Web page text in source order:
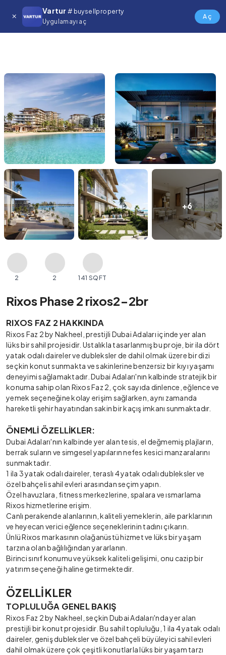
Vartur # buysellproperty
Uygulamayı aç
Aç
+6
2 2 141 SQFT
Rixos Phase 2 rixos2-2br
RIXOS FAZ 2 HAKKINDA
Rixos Faz 2 by Nakheel, prestijli Dubai Adaları içinde yer alan
lüks bir sahil projesidir. Ustalıkla tasarlanmış bu proje, bir ila dört
yatak odalı daireler ve dubleksler de dahil olmak üzere bir dizi
seçkin konut sunmakta ve sakinlerine benzersiz bir kıyı yaşamı
deneyimi sağlamaktadır. Dubai Adaları'nın kalbinde stratejik bir
konuma sahip olan Rixos Faz 2, çok sayıda dinlence, eğlence ve
yemek seçeneğine kolay erişim sağlarken, aynı zamanda
hareketli şehir hayatından sakin bir kaçış imkanı sunmaktadır.
ÖNEMLİ ÖZELLİKLER:
Dubai Adaları'nın kalbinde yer alan tesis, el değmemiş plajların,
berrak suların ve simgesel yapıların nefes kesici manzaralarını
sunmaktadır.
1 ila 3 yatak odalı daireler, teraslı 4 yatak odalı dubleksler ve
özel bahçeli sahil evleri arasından seçim yapın.
Özel havuzlara, fitness merkezlerine, spalara ve ısmarlama
Rixos hizmetlerine erişim.
Canlı perakende alanlarının, kaliteli yemeklerin, aile parklarının
ve heyecan verici eğlence seçeneklerinin tadını çıkarın.
Ünlü Rixos markasının olağanüstü hizmet ve lüks bir yaşam
tarzına olan bağlılığından yararlanın.
Birinci sınıf konumu ve yüksek kaliteli gelişimi, onu cazip bir
yatırım seçeneği haline getirmektedir.
ÖZELLİKLER
TOPLULUĞA GENEL BAKIŞ
Rixos Faz 2 by Nakheel, seçkin Dubai Adaları'nda yer alan
prestijli bir konut projesidir. Bu sahil topluluğu, 1 ila 4 yatak odalı
daireler, geniş dubleksler ve özel bahçeli büyüleyici sahil evleri
dahil olmak üzere çok çeşitli konutlarla lüks bir yaşam tarzı